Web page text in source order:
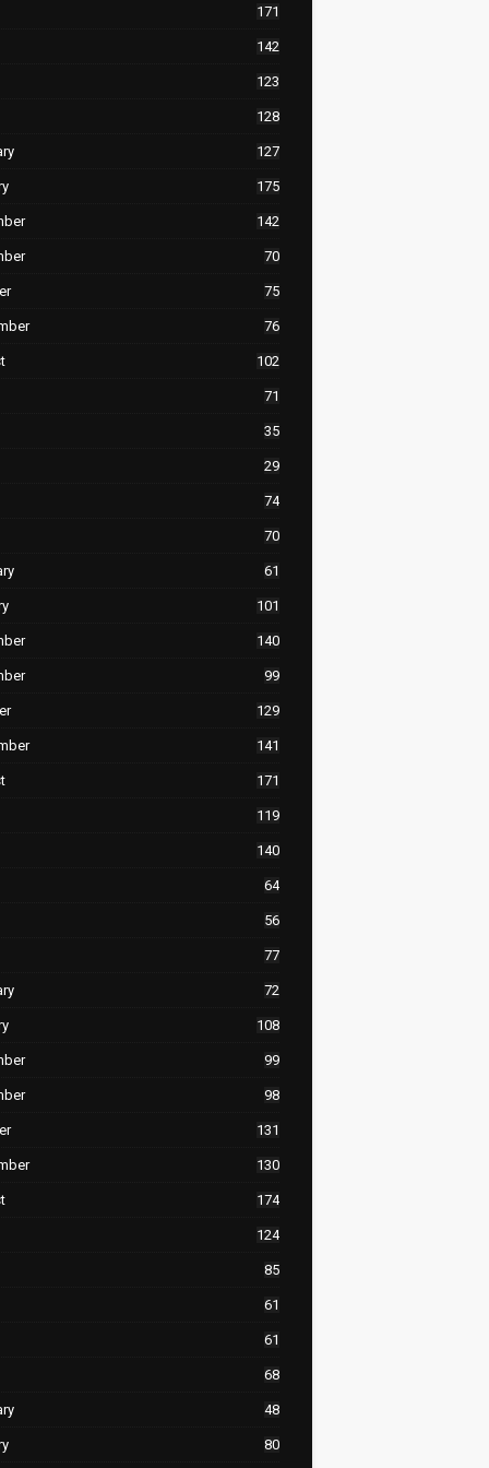
171
142
123
128
127
175
142
70
75
76
102
71
35
29
74
70
61
101
140
99
129
141
171
119
140
64
56
77
72
108
99
98
131
130
174
124
85
61
61
68
48
80